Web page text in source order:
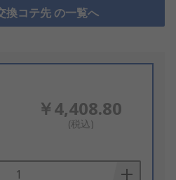
換コテ先 の一覧へ
￥4,408.80
(税込)